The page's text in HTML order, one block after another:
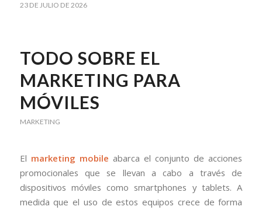
23 DE JULIO DE 2026
TODO SOBRE EL
MARKETING PARA
MÓVILES
MARKETING
El marketing mobile abarca el conjunto de acciones
promocionales que se llevan a cabo a través de
dispositivos móviles como smartphones y tablets. A
medida que el uso de estos equipos crece de forma